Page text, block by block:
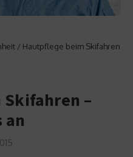
/ Hautpflege beim Skifahren
–
an